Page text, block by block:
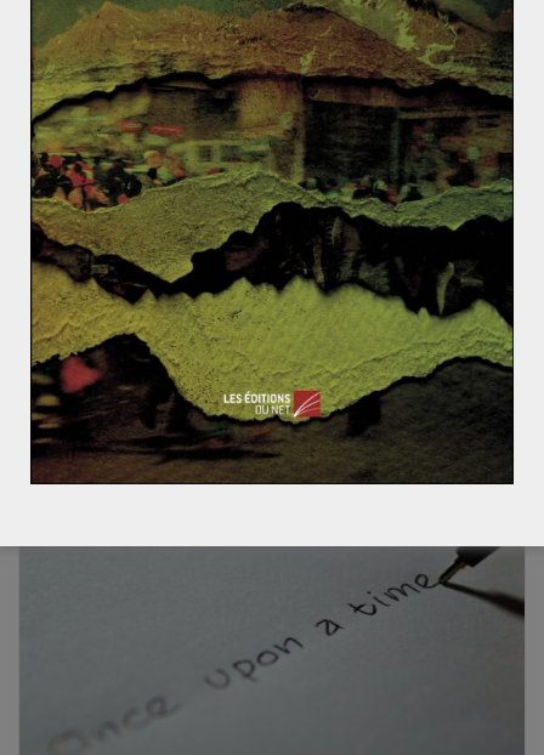
FICHES-EXEMPLES PRÉPA CONCOURS
Aurélien CLOU 7 avril 2018 0 Comments
L’ensemble des infographies en HD sur
l’environnement
Retrouvez l’ensemble des infographie sur les
Migrations en HD ! Le lien ci-dessous : [sociallocker
id=28975] http://bit.ly/infoenvironnement [/sociallocker]
Read More